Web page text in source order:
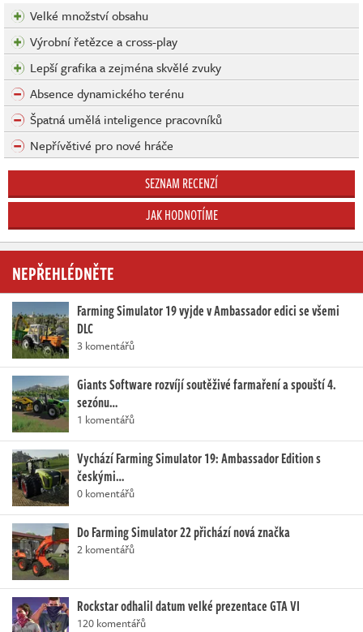
Velké množství obsahu
Výrobní řetězce a cross-play
Lepší grafika a zejména skvělé zvuky
Absence dynamického terénu
Špatná umělá inteligence pracovníků
Nepřívětivé pro nové hráče
SEZNAM RECENZÍ
JAK HODNOTÍME
NEPŘEHLÉDNĚTE
Farming Simulator 19 vyjde v Ambassador edici se všemi
DLC
3 komentářů
Giants Software rozvíjí soutěživé farmaření a spouští 4.
sezónu…
1 komentářů
Vychází Farming Simulator 19: Ambassador Edition s
českými…
0 komentářů
Do Farming Simulator 22 přichází nová značka
2 komentářů
Rockstar odhalil datum velké prezentace GTA VI
120 komentářů